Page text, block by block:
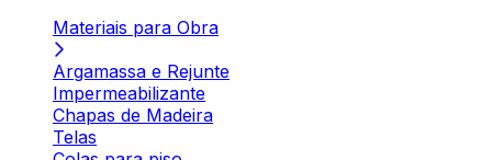
Materiais para Obra
Argamassa e Rejunte
Impermeabilizante
Chapas de Madeira
Telas